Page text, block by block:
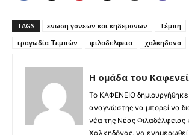
TAGS ενωση γονεων και κηδεμονων
Τέμπη
τραγωδία Τεμπών
φιλαδελφεια χαλκηδονα
Η ομάδα του
Το ΚΑΦΕΝΕΙΟ
αναγνώστης να μπορεί να
νέα της Νέας Φιλαδέλφειας
Χαλκηδόνας, να ενημερωθεί